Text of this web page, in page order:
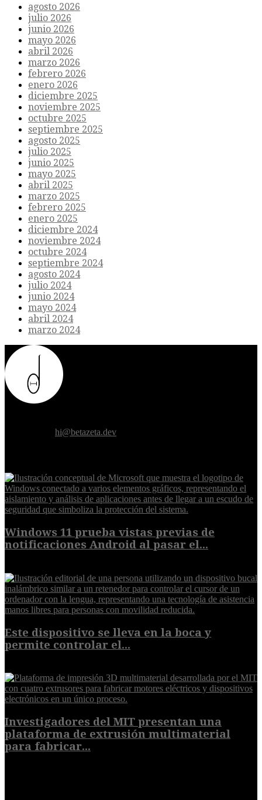
agosto 2026
julio 2026
junio 2026
mayo 2026
abril 2026
marzo 2026
febrero 2026
enero 2026
diciembre 2025
noviembre 2025
octubre 2025
septiembre 2025
agosto 2025
julio 2025
junio 2025
mayo 2025
abril 2025
marzo 2025
febrero 2025
enero 2025
diciembre 2024
noviembre 2024
octubre 2024
septiembre 2024
agosto 2024
julio 2024
junio 2024
mayo 2024
abril 2024
marzo 2024
hi@betazeta.dev
Windows 11 prueba vistas previas de
notificaciones Android al pasar el...
Este dispositivo se lleva en la boca y
permite controlar el...
Investigadores del MIT presentan una
plataforma de extrusión multimaterial
para fabricar...